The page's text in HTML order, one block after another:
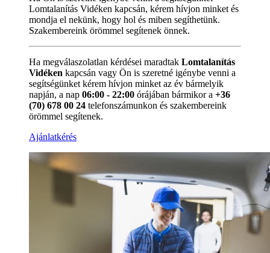
Lomtalanítás Vidéken kapcsán, kérem hívjon minket és
mondja el nekünk, hogy hol és miben segíthetünk.
Szakembereink örömmel segítenek önnek.
Ha megválaszolatlan kérdései maradtak Lomtalanítás
Vidéken kapcsán vagy Ön is szeretné igénybe venni a
segítségünket kérem hívjon minket az év bármelyik
napján, a nap 06:00 - 22:00 órájában bármikor a +36
(70) 678 00 24 telefonszámunkon és szakembereink
örömmel segítenek.
Ajánlatkérés